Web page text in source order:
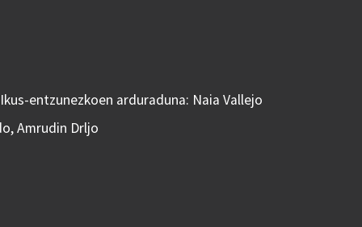
entzunezkoen arduraduna: Naia Vallejo
Amrudin Drljo